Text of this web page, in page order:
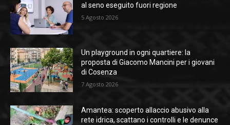
al seno eseguito fuori regione
5 Agosto 2026
Un playground in ogni quartiere: la
proposta di Giacomo Mancini per i giovani
di Cosenza
7 Agosto 2026
Amantea: scoperto allaccio abusivo alla
rete idrica, scattano i controlli e le denunce